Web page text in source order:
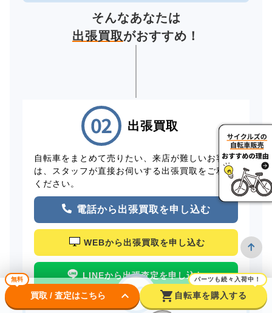
そんなあなたは
出張買取がおすすめ！
出張買取
自転車をまとめて売りたい、来店が難しいお客様
は、スタッフが直接お伺いする出張買取をご利用
ください。
電話から出張買取を申し込む
WEBから出張買取を申し込む
LINEから出張査定を申し込む
無料
買取 / 査定はこちら keyboard_arrow_down shopping_cart
パーツも続々入荷中！
自転車を購入する